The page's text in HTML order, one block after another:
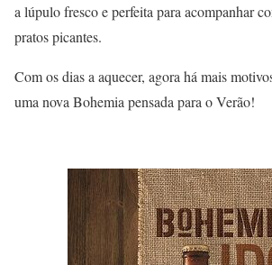
a lúpulo fresco e perfeita para acompanhar
pratos picantes.
Com os dias a aquecer, agora há mais
uma nova Bohemia pensada para o Verão!